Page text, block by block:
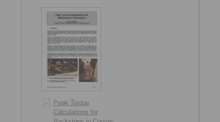
Peak Torque
Calculations for